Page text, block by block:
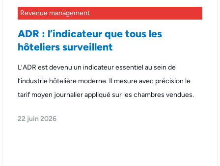
Revenue management
ADR : l’indicateur que tous les
hôteliers surveillent
L’ADR est devenu un indicateur essentiel au sein de
l’industrie hôtelière moderne. Il mesure avec précision le
tarif moyen journalier appliqué sur les chambres vendues.
22 juin 2026